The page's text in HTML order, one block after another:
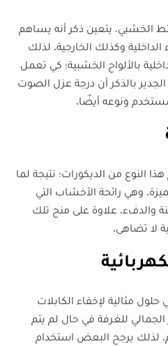
الخشبي، يتعين ذكر أنه يساهم
وكذلك الخارجية. لذلك
بالألواح الخشبية؛ كي تعمل
بالذكر أن درجة عزل الصوت
ونوعه أيضًا.
النوع من الديكورات؛ نتيجة لما
وهي رائحة الأخشاب التي
والدفء. علاوة على منح تلك
لا تضاهى.
مثالية لإخفاء الكابلات
الجمالي للغرفة في حال لم يتم
لذلك يرجح البعض استخدام